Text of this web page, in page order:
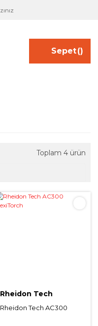
Sepet()
Toplam 4 ürün
Rheidon Tech
Rheidon Tech AC300